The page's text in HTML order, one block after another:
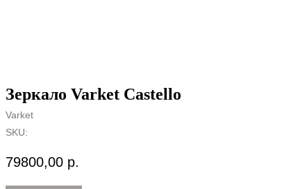
Зеркало Varket Castello
Varket
SKU:
79800,00 р.